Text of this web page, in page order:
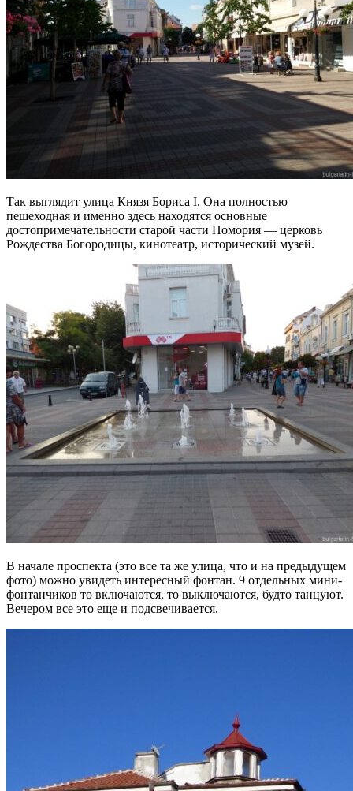
Так выглядит улица Князя Бориса I. Она полностью
пешеходная и именно здесь находятся основные
достопримечательности старой части Помория — церковь
Рождества Богородицы, кинотеатр, исторический музей.
В начале проспекта (это все та же улица, что и на предыдущем
фото) можно увидеть интересный фонтан. 9 отдельных мини-
фонтанчиков то включаются, то выключаются, будто танцуют.
Вечером все это еще и подсвечивается.